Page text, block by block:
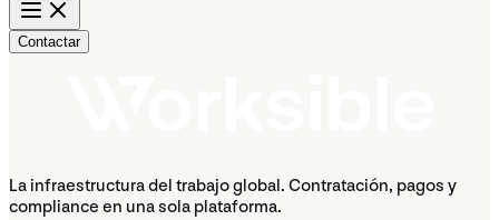
Contactar
La infraestructura del trabajo global. Contratación, pagos y
compliance en una sola plataforma.